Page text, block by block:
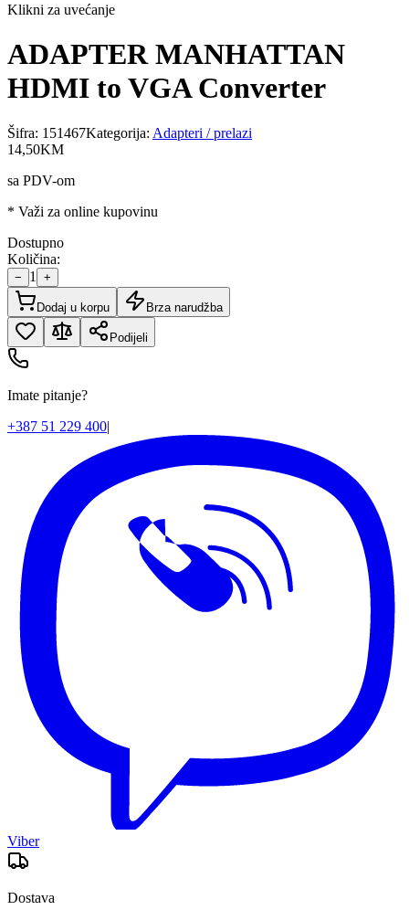
Klikni za uvećanje
ADAPTER MANHATTAN
HDMI to VGA Converter
Šifra: 151467Kategorija: Adapteri / prelazi
14,50KM
sa PDV-om
* Važi za online kupovinu
Dostupno
Količina:
− 1 +
Dodaj u korpu Brza narudžba
Podijeli
Imate pitanje?
+387 51 229 400|
Viber
Dostava